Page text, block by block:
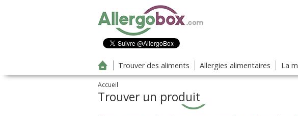
Trouver des aliments Allergies alimentaires La
Accueil
Trouver un produit